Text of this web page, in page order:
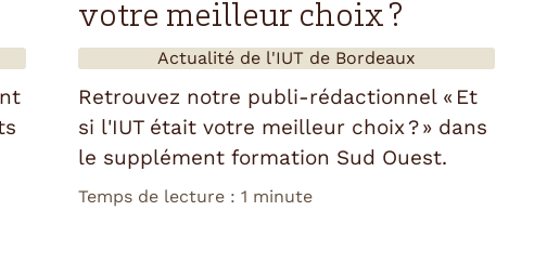
votre meilleur choix ?
Actualité de l'IUT de Bordeaux
Retrouvez notre publi-rédactionnel « Et
si l'IUT était votre meilleur choix ? » dans
le supplément formation Sud Ouest.
Temps de lecture : 1 minute